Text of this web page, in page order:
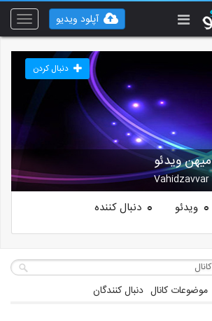
Toggle
آپلود ویدیو
میهن ویدئو
Vahidzavvar
دنبال کردن
0 ویدئو 0 دنبال کننده
موضوعات کانال دنبال کنندگان